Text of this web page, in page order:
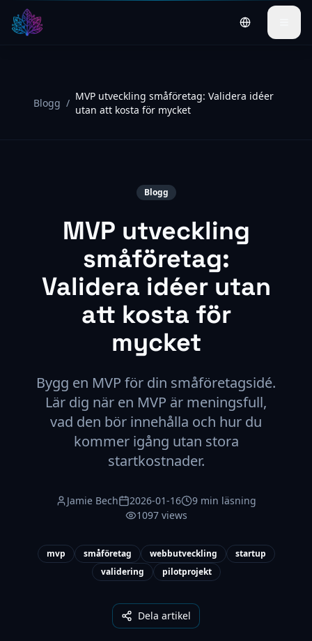
Switch to
Blogg /
MVP utveckling småföretag: Validera idéer
utan att kosta för mycket
Blogg
MVP utveckling
småföretag:
Validera idéer utan
att kosta för
mycket
Bygg en MVP för din småföretagsidé.
Lär dig när en MVP är meningsfull,
vad den bör innehålla och hur du
kommer igång utan stora
startkostnader.
Jamie Bech 2026-01-16
9 min läsning
1097 views
mvp småföretag webbutveckling
startup
validering
pilotprojekt
Dela artikel